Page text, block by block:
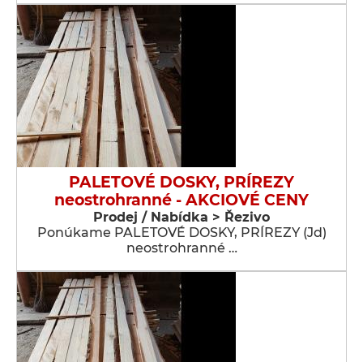
PALETOVÉ DOSKY, PRÍREZY
neostrohranné - AKCIOVÉ CENY
Prodej / Nabídka > Řezivo
Ponúkame PALETOVÉ DOSKY, PRÍREZY (Jd)
neostrohranné …